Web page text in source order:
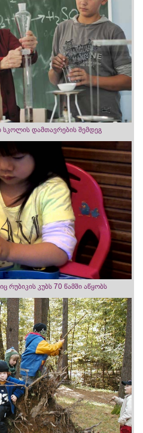
დამთავრების შემდეგ
რუბიკის კუბს 70 წამში აწყობს